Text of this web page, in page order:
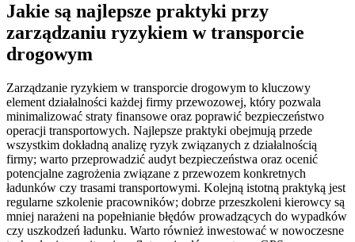
Jakie są najlepsze praktyki przy
zarządzaniu ryzykiem w transporcie
drogowym
Zarządzanie ryzykiem w transporcie drogowym to kluczowy
element działalności każdej firmy przewozowej, który pozwala
minimalizować straty finansowe oraz poprawić bezpieczeństwo
operacji transportowych. Najlepsze praktyki obejmują przede
wszystkim dokładną analizę ryzyk związanych z działalnością
firmy; warto przeprowadzić audyt bezpieczeństwa oraz ocenić
potencjalne zagrożenia związane z przewozem konkretnych
ładunków czy trasami transportowymi. Kolejną istotną praktyką jest
regularne szkolenie pracowników; dobrze przeszkoleni kierowcy są
mniej narażeni na popełnianie błędów prowadzących do wypadków
czy uszkodzeń ładunku. Warto również inwestować w nowoczesne